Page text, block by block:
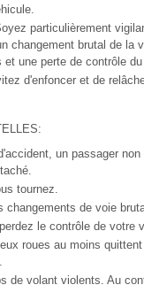
particulièrement
changement brutal de la
une perte de contrôle
d'enfoncer et de
un passager
tournez.
de voie
le contrôle de votre
roues au moins
de volant violents. Au